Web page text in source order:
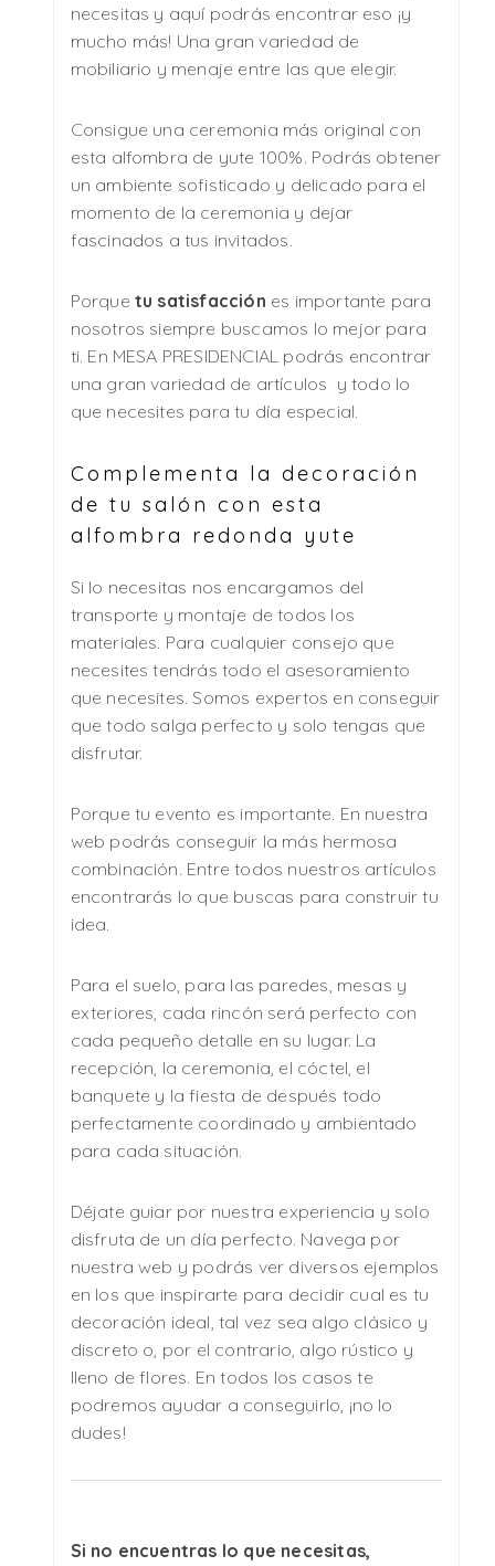
necesitas y aquí podrás encontrar eso ¡y
mucho más! Una gran variedad de
mobiliario y menaje entre las que elegir.
Consigue una ceremonia más original con
esta alfombra de yute 100%. Podrás obtener
un ambiente sofisticado y delicado para el
momento de la ceremonia y dejar
fascinados a tus invitados.
Porque tu satisfacción es importante para
nosotros siempre buscamos lo mejor para
ti. En MESA PRESIDENCIAL podrás encontrar
una gran variedad de artículos y todo lo
que necesites para tu día especial.
Complementa la decoración
de tu salón con esta
alfombra redonda yute
Si lo necesitas nos encargamos del
transporte y montaje de todos los
materiales. Para cualquier consejo que
necesites tendrás todo el asesoramiento
que necesites. Somos expertos en conseguir
que todo salga perfecto y solo tengas que
disfrutar.
Porque tu evento es importante. En nuestra
web podrás conseguir la más hermosa
combinación. Entre todos nuestros artículos
encontrarás lo que buscas para construir tu
idea.
Para el suelo, para las paredes, mesas y
exteriores, cada rincón será perfecto con
cada pequeño detalle en su lugar. La
recepción, la ceremonia, el cóctel, el
banquete y la fiesta de después todo
perfectamente coordinado y ambientado
para cada situación.
Déjate guiar por nuestra experiencia y solo
disfruta de un día perfecto. Navega por
nuestra web y podrás ver diversos ejemplos
en los que inspirarte para decidir cual es tu
decoración ideal, tal vez sea algo clásico y
discreto o, por el contrario, algo rústico y
lleno de flores. En todos los casos te
podremos ayudar a conseguirlo, ¡no lo
dudes!
Si no encuentras lo que necesitas,